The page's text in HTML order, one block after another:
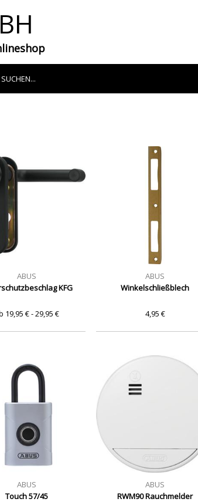
ABUS
KFG
19,95 € - 29,95 €
ABUS
Winkelschließblech
4,95 €
ABUS
Touch 57/45
ABUS
RWM90 Rauchmelder